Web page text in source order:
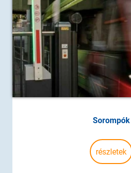
Sorompók
részletek